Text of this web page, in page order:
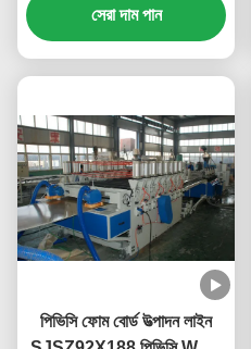
সেরা দাম পান
পিভিসি ফোম বোর্ড উত্পাদন লাইন